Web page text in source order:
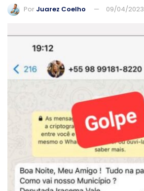
Por Juarez Coelho 09/04/2023